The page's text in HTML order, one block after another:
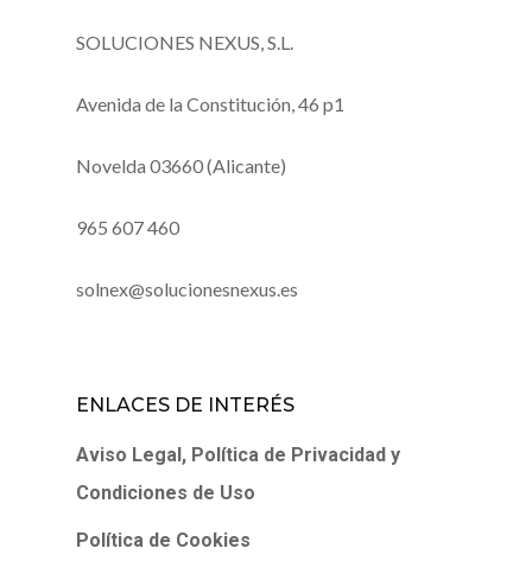
SOLUCIONES NEXUS, S.L.
Avenida de la Constitución, 46 p1
Novelda 03660 (Alicante)
965 607 460
solnex@solucionesnexus.es
ENLACES DE INTERÉS
Aviso Legal, Política de Privacidad y
Condiciones de Uso
Política de Cookies